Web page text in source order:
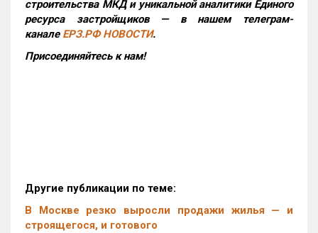
строительства МКД и уникальной аналитики Единого
ресурса застройщиков — в нашем телеграм-
канале ЕРЗ.РФ НОВОСТИ.
Присоединяйтесь к нам!
Другие публикации по теме:
В Москве резко выросли продажи жилья — и
строящегося, и готового